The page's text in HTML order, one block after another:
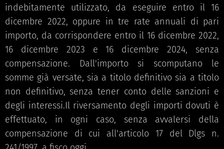
indebitamente utilizzato, da eseguire entro il 16
dicembre 2022, oppure in tre rate annuali di pari
importo, da corrispondere entro il 16 dicembre 2022,
16 dicembre 2023 e 16 dicembre 2024, senza
compensazione. Dall'importo si scomputano le
somme già versate, sia a titolo definitivo sia a titolo
non definitivo, senza tener conto delle sanzioni e
degli interessi.Il riversamento degli importi dovuti è
effettuato, in ogni caso, senza avvalersi della
compensazione di cui all'articolo 17 del Dlgs n.